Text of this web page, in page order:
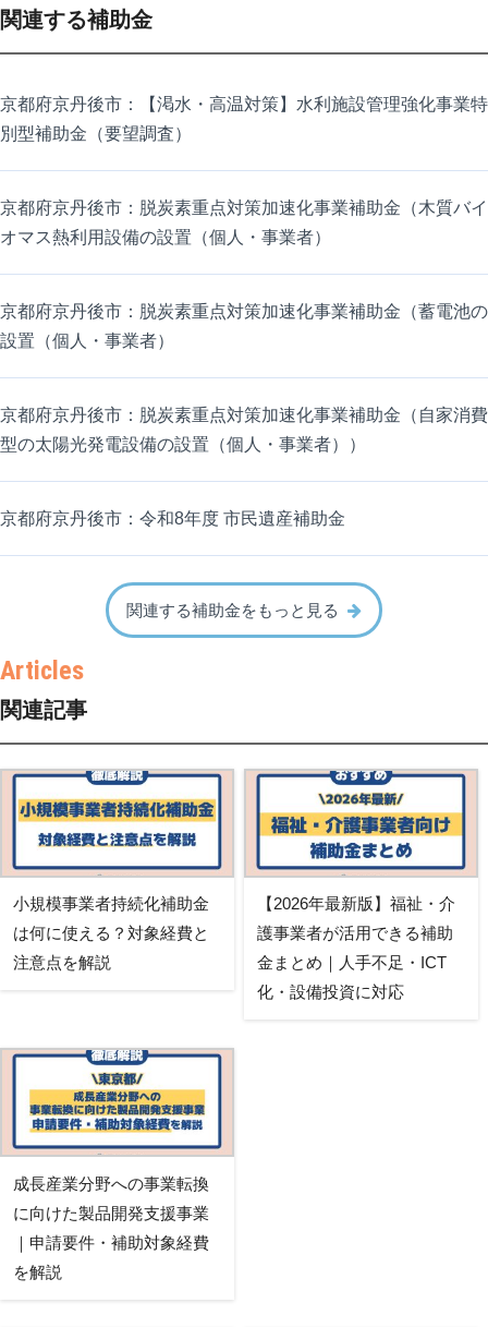
関連する補助金
京都府京丹後市：【渇水・高温対策】水利施設管理強化事業特
別型補助金（要望調査）
京都府京丹後市：脱炭素重点対策加速化事業補助金（木質バイ
オマス熱利用設備の設置（個人・事業者）
京都府京丹後市：脱炭素重点対策加速化事業補助金（蓄電池の
設置（個人・事業者）
京都府京丹後市：脱炭素重点対策加速化事業補助金（自家消費
型の太陽光発電設備の設置（個人・事業者））
京都府京丹後市：令和8年度 市民遺産補助金
関連する補助金をもっと見る
関連記事
小規模事業者持続化補助金
は何に使える？対象経費と
注意点を解説
【2026年最新版】福祉・介
護事業者が活用できる補助
金まとめ｜人手不足・ICT
化・設備投資に対応
成長産業分野への事業転換
に向けた製品開発支援事業
｜申請要件・補助対象経費
を解説